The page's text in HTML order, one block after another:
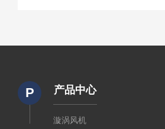
P 产品中心
漩涡风机